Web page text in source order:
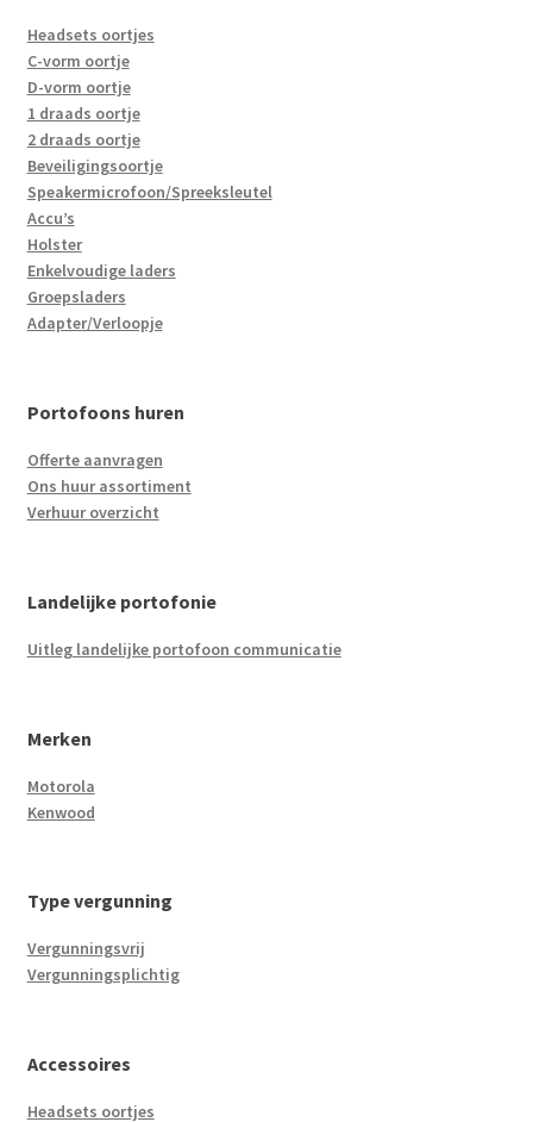
Headsets oortjes
C-vorm oortje
D-vorm oortje
1 draads oortje
2 draads oortje
Beveiligingsoortje
Speakermicrofoon/Spreeksleutel
Accu’s
Holster
Enkelvoudige laders
Groepsladers
Adapter/Verloopje
Portofoons huren
Offerte aanvragen
Ons huur assortiment
Verhuur overzicht
Landelijke portofonie
Uitleg landelijke portofoon communicatie
Merken
Motorola
Kenwood
Type vergunning
Vergunningsvrij
Vergunningsplichtig
Accessoires
Headsets oortjes